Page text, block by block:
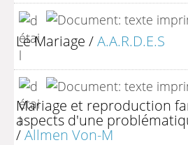
Le Mariage /A.A.R.D.E.S
Mariage et reproduction
aspects d'une
/Allmen Von-M